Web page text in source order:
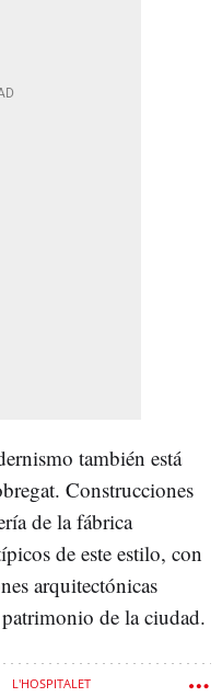
también está
Construcciones
de la fábrica
de este estilo, con
arquitectónicas
de la ciudad.
L'HOSPITALET